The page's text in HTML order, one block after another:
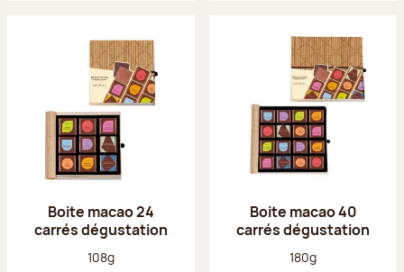
Boite macao 24
carrés dégustation
Poids net :
108g
Boite macao 40
carrés dégustation
Poids net :
180g